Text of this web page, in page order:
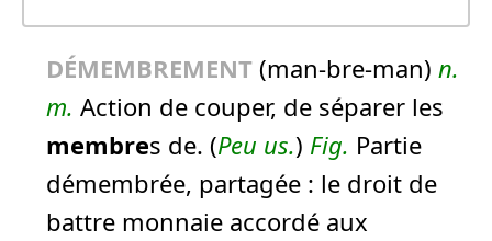
DÉMEMBREMENT (man-bre-man) n.
m. Action de couper, de séparer les
membres de. (Peu us.) Fig. Partie
démembrée, partagée : le droit de
battre monnaie accordé aux